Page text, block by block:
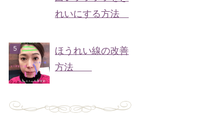
れいにする方法
ほうれい線の改善
方法